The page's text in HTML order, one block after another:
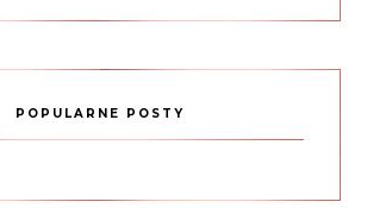
POPULARNE POSTY